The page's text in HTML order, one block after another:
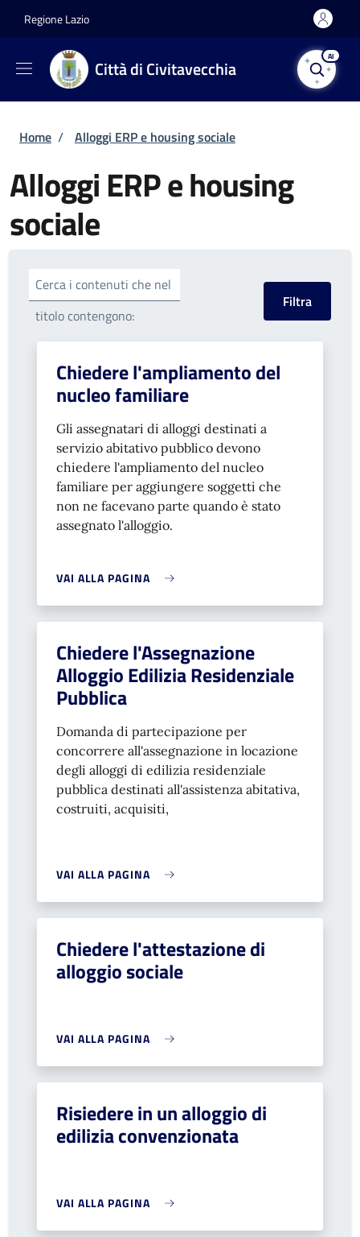
Regione Lazio
Città di Civitavecchia
AI
Briciole di pane
Home / Alloggi ERP e housing sociale
Alloggi ERP e housing
sociale
Cerca i contenuti che nel
titolo contengono:
Chiedere l'ampliamento del
nucleo familiare
Gli assegnatari di alloggi destinati a
servizio abitativo pubblico devono
chiedere l'ampliamento del nucleo
familiare per aggiungere soggetti che
non ne facevano parte quando è stato
assegnato l'alloggio.
VAI ALLA PAGINA
Chiedere l'Assegnazione
Alloggio Edilizia Residenziale
Pubblica
Domanda di partecipazione per
concorrere all'assegnazione in locazione
degli alloggi di edilizia residenziale
pubblica destinati all'assistenza abitativa,
costruiti, acquisiti,
VAI ALLA PAGINA
Chiedere l'attestazione di
alloggio sociale
VAI ALLA PAGINA
Risiedere in un alloggio di
edilizia convenzionata
VAI ALLA PAGINA